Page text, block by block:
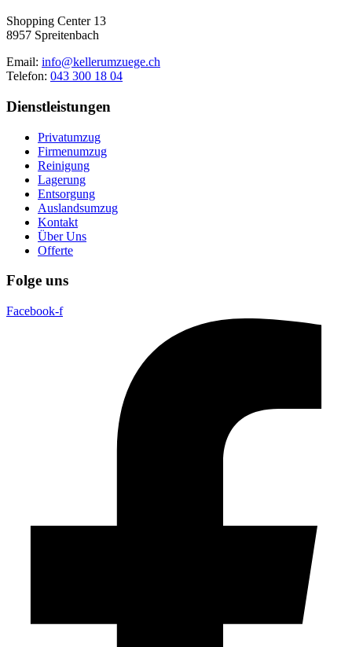
Shopping Center 13
8957 Spreitenbach
Email: info@kellerumzuege.ch
Telefon: 043 300 18 04
Dienstleistungen
Privatumzug
Firmenumzug
Reinigung
Lagerung
Entsorgung
Auslandsumzug
Kontakt
Über Uns
Offerte
Folge uns
Facebook-f